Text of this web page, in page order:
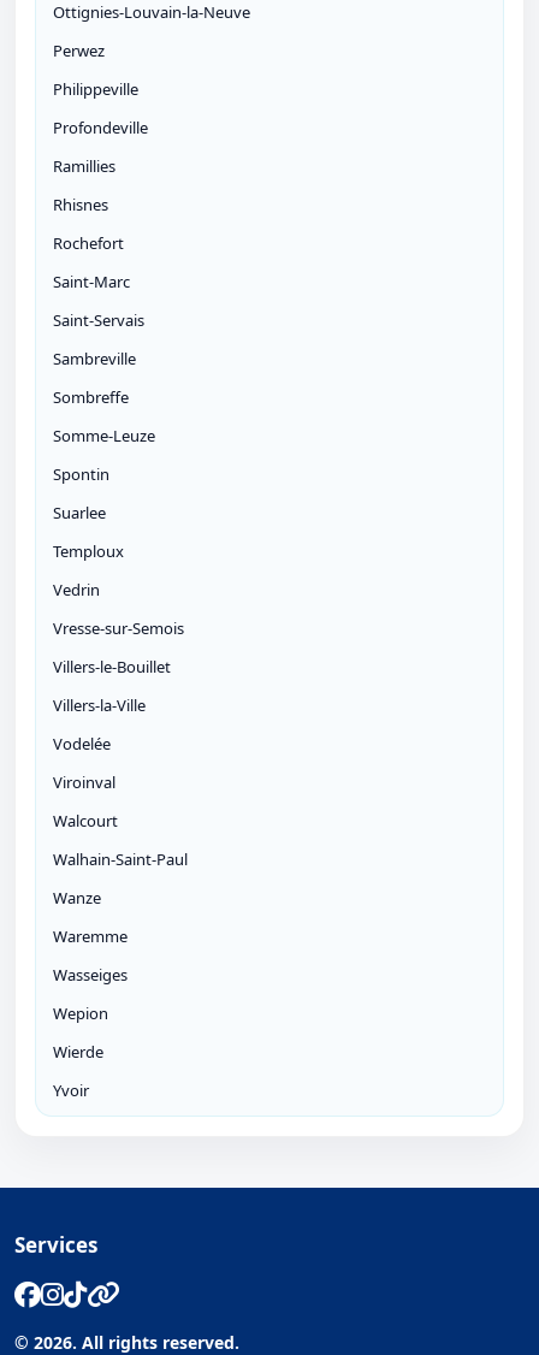
Ottignies-Louvain-la-Neuve
Perwez
Philippeville
Profondeville
Ramillies
Rhisnes
Rochefort
Saint-Marc
Saint-Servais
Sambreville
Sombreffe
Somme-Leuze
Spontin
Suarlee
Temploux
Vedrin
Vresse-sur-Semois
Villers-le-Bouillet
Villers-la-Ville
Vodelée
Viroinval
Walcourt
Walhain-Saint-Paul
Wanze
Waremme
Wasseiges
Wepion
Wierde
Yvoir
Services
© 2026. All rights reserved.